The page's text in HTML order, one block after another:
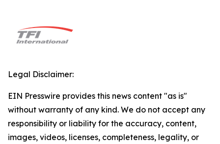
Legal Disclaimer:
EIN Presswire provides this news content "as is"
without warranty of any kind. We do not accept any
responsibility or liability for the accuracy, content,
images, videos, licenses, completeness, legality, or